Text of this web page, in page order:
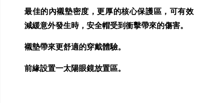
最佳的內襯墊密度，更厚的核心保護區，可有效
減緩意外發生時，安全帽受到衝擊帶來的傷害。
襯墊帶來更舒適的穿戴體驗。
前緣設置一太陽眼鏡放置區。